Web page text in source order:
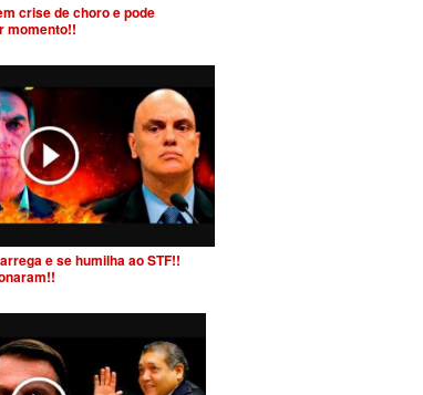
crise de choro e pode
momento!!
e se humilha ao STF!!